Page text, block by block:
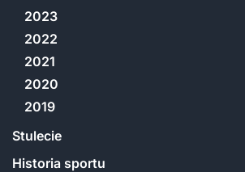
2023
2022
2021
2020
2019
Stulecie
Historia sportu